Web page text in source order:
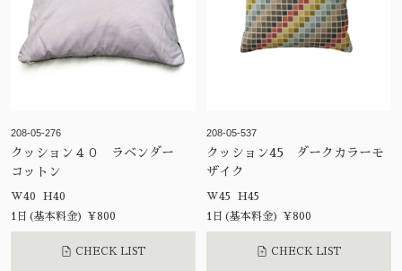
208-05-276
クッション４０ ラベンダー
コットン
W40 H40
1日(基本料金) ¥800
CHECK LIST
208-05-537
クッション45 ダークカラーモ
ザイク
W45 H45
1日(基本料金) ¥800
CHECK LIST